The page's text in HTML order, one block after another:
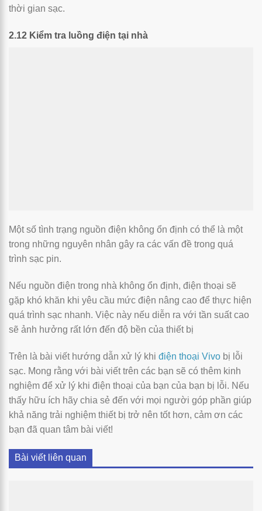
thời gian sạc.
2.12 Kiểm tra luồng điện tại nhà
Một số tình trạng nguồn điện không ổn định có thể là một
trong những nguyên nhân gây ra các vấn đề trong quá
trình sạc pin.
Nếu nguồn điện trong nhà không ổn định, điện thoại sẽ
gặp khó khăn khi yêu cầu mức điện nâng cao để thực hiện
quá trình sạc nhanh. Việc này nếu diễn ra với tần suất cao
sẽ ảnh hưởng rất lớn đến độ bền của thiết bị
Trên là bài viết hướng dẫn xử lý khi điện thoại Vivo bị lỗi
sạc. Mong rằng với bài viết trên các bạn sẽ có thêm kinh
nghiệm để xử lý khi điện thoại của bạn của bạn bị lỗi. Nếu
thấy hữu ích hãy chia sẻ đến với mọi người góp phần giúp
khả năng trải nghiệm thiết bị trở nên tốt hơn, cảm ơn các
bạn đã quan tâm bài viết!
Bài viết liên quan